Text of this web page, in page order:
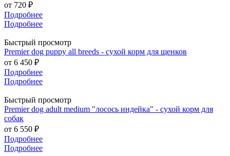
от 720 ₽
Подробнее
Подробнее
Быстрый просмотр
Premier dog puppy all breeds - сухой корм для щенков
от 6 450 ₽
Подробнее
Подробнее
Быстрый просмотр
Premier dog adult medium "лосось индейка" - сухой корм для
собак
от 6 550 ₽
Подробнее
Подробнее